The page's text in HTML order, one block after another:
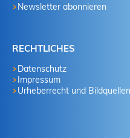
Newsletter abonnieren
RECHTLICHES
Datenschutz
Impressum
Urheberrecht und Bildquellen